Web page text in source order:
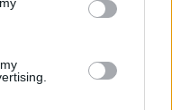
az emberek
változást
a 2010-es évek
miatt sok olyan